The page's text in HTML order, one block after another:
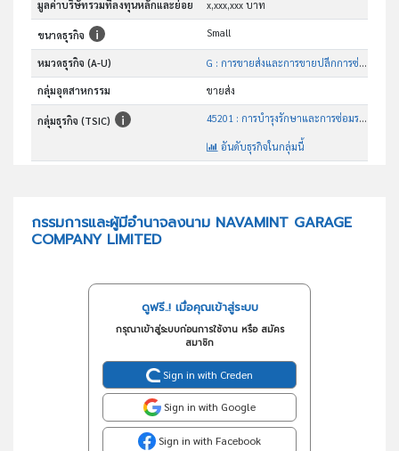
มูลค่าบริษัทรวมที่ลงทุนหลักและย่อย x,xxx,xxx บาท
ขนาดธุรกิจ Small
หมวดธุรกิจ (A-U) G : การขายส่งและการขายปลีกการซ่อมยานยนต์และ จักรยานยนต์
กลุ่มอุตสาหกรรม ขายส่ง
กลุ่มธุรกิจ (TSIC) 45201 : การบำรุงรักษาและการซ่อมระบบเครื่องยนต์และชิ้นส่วนยานยนต์
อันดับธุรกิจในกลุ่มนี้
กรรมการและผู้มีอำนาจลงนาม NAVAMINT GARAGE
COMPANY LIMITED
ดูฟรี..! เมื่อคุณเข้าสู่ระบบ
กรุณาเข้าสู่ระบบก่อนการใช้งาน หรือ สมัคร
สมาชิก
Sign in with Creden
Sign in with Google
Sign in with Facebook